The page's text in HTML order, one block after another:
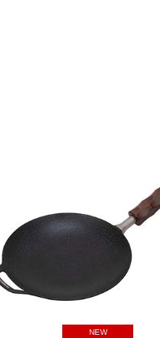
NEW